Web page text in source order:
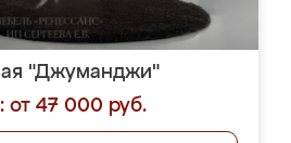
"Джуманджи"
от 47 000 руб.